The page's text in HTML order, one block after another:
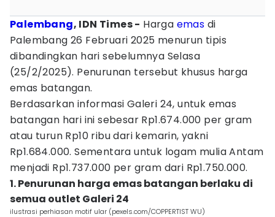
Palembang, IDN Times - Harga emas di
Palembang 26 Februari 2025 menurun tipis
dibandingkan hari sebelumnya Selasa
(25/2/2025). Penurunan tersebut khusus harga
emas batangan.
Berdasarkan informasi Galeri 24, untuk emas
batangan hari ini sebesar Rp1.674.000 per gram
atau turun Rp10 ribu dari kemarin, yakni
Rp1.684.000. Sementara untuk logam mulia Antam
menjadi Rp1.737.000 per gram dari Rp1.750.000.
1. Penurunan harga emas batangan berlaku di
semua outlet Galeri 24
ilustrasi perhiasan motif ular (pexels.com/COPPERTIST WU)